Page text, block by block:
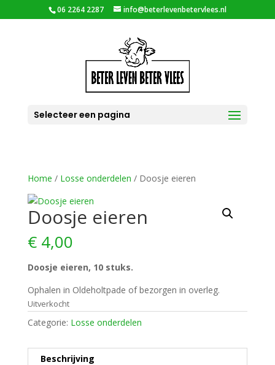
06 2264 2287 info@beterlevenbetervlees.nl
Selecteer een pagina
Home / Losse onderdelen / Doosje eieren
Doosje eieren
€4,00
Doosje eieren, 10 stuks.
Ophalen in Oldeholtpade of bezorgen in overleg.
Uitverkocht
Categorie: Losse onderdelen
Beschrijving